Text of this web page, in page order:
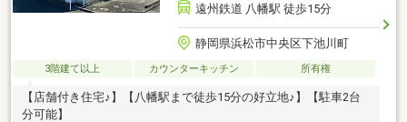
遠州鉄道 八幡駅 徒歩15分
静岡県浜松市中央区下池川町
3階建て以上 カウンターキッチン 所有権
【店舗付き住宅♪】【八幡駅まで徒歩15分の好立地♪】【駐車2台
分可能】